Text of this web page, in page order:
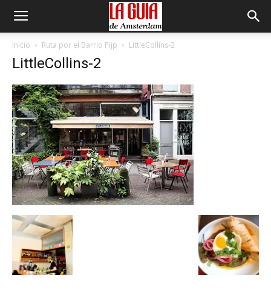
Inicio Ruta por el Barrio Pijp LittleCollins-2
LittleCollins-2